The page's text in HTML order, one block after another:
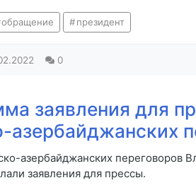
обращение президент
0
заявления для
азербайджанских
азербайджанских переговоров
заявления для прессы.